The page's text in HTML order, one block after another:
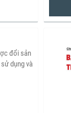
đổi sản
dụng và
của
giá trị
gian áp